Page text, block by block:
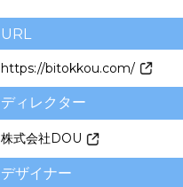
URL
https://bitokkou.com/
ディレクター
株式会社DOU
デザイナー